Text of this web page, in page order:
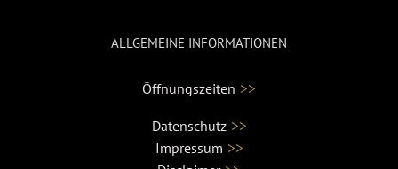
ALLGEMEINE INFORMATIONEN
Öffnungszeiten >>
Datenschutz >>
Impressum >>